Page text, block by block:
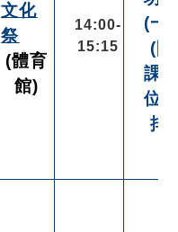
文化
祭
(體育
館)
14:00-
15:15
(一)
(開
課
位
排)